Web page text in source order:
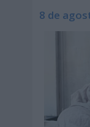
8 de